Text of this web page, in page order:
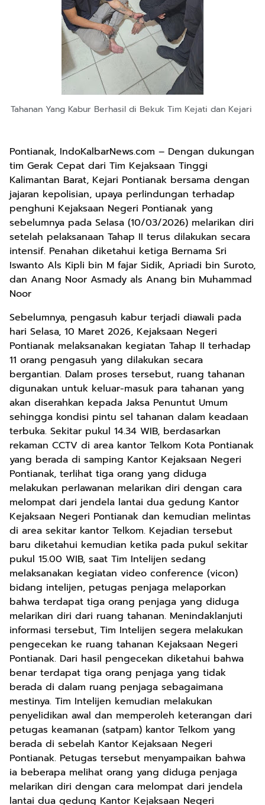
Tahanan Yang Kabur Berhasil di Bekuk Tim Kejati dan Kejari
Pontianak, IndoKalbarNews.com – Dengan dukungan
tim Gerak Cepat dari Tim Kejaksaan Tinggi
Kalimantan Barat, Kejari Pontianak bersama dengan
jajaran kepolisian, upaya perlindungan terhadap
penghuni Kejaksaan Negeri Pontianak yang
sebelumnya pada Selasa (10/03/2026) melarikan diri
setelah pelaksanaan Tahap II terus dilakukan secara
intensif. Penahan diketahui ketiga Bernama Sri
Iswanto Als Kipli bin M fajar Sidik, Apriadi bin Suroto,
dan Anang Noor Asmady als Anang bin Muhammad
Noor
Sebelumnya, pengasuh kabur terjadi diawali pada
hari Selasa, 10 Maret 2026, Kejaksaan Negeri
Pontianak melaksanakan kegiatan Tahap II terhadap
11 orang pengasuh yang dilakukan secara
bergantian. Dalam proses tersebut, ruang tahanan
digunakan untuk keluar-masuk para tahanan yang
akan diserahkan kepada Jaksa Penuntut Umum
sehingga kondisi pintu sel tahanan dalam keadaan
terbuka. Sekitar pukul 14.34 WIB, berdasarkan
rekaman CCTV di area kantor Telkom Kota Pontianak
yang berada di samping Kantor Kejaksaan Negeri
Pontianak, terlihat tiga orang yang diduga
melakukan perlawanan melarikan diri dengan cara
melompat dari jendela lantai dua gedung Kantor
Kejaksaan Negeri Pontianak dan kemudian melintas
di area sekitar kantor Telkom. Kejadian tersebut
baru diketahui kemudian ketika pada pukul sekitar
pukul 15.00 WIB, saat Tim Intelijen sedang
melaksanakan kegiatan video conference (vicon)
bidang intelijen, petugas penjaga melaporkan
bahwa terdapat tiga orang penjaga yang diduga
melarikan diri dari ruang tahanan. Menindaklanjuti
informasi tersebut, Tim Intelijen segera melakukan
pengecekan ke ruang tahanan Kejaksaan Negeri
Pontianak. Dari hasil pengecekan diketahui bahwa
benar terdapat tiga orang penjaga yang tidak
berada di dalam ruang penjaga sebagaimana
mestinya. Tim Intelijen kemudian melakukan
penyelidikan awal dan memperoleh keterangan dari
petugas keamanan (satpam) kantor Telkom yang
berada di sebelah Kantor Kejaksaan Negeri
Pontianak. Petugas tersebut menyampaikan bahwa
ia beberapa melihat orang yang diduga penjaga
melarikan diri dengan cara melompat dari jendela
lantai dua gedung Kantor Kejaksaan Negeri